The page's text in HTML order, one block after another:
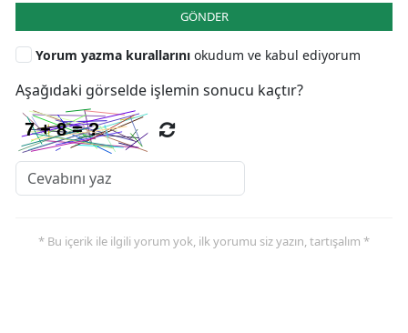
GÖNDER
Yorum yazma kurallarını okudum ve kabul ediyorum
Aşağıdaki görselde işlemin sonucu kaçtır?
* Bu içerik ile ilgili yorum yok, ilk yorumu siz yazın, tartışalım *